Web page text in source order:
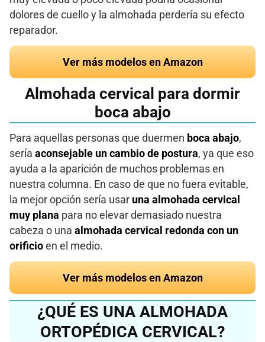
dolores de cuello y la almohada perdería su efecto
reparador.
Ver más modelos en Amazon
Almohada cervical para dormir
boca abajo
Para aquellas personas que duermen boca abajo,
sería aconsejable un cambio de postura, ya que eso
ayuda a la aparición de muchos problemas en
nuestra columna. En caso de que no fuera evitable,
la mejor opción sería usar una almohada cervical
muy plana para no elevar demasiado nuestra
cabeza o una almohada cervical redonda con un
orificio en el medio.
Ver más modelos en Amazon
¿QUÉ ES UNA ALMOHADA
ORTOPÉDICA CERVICAL?